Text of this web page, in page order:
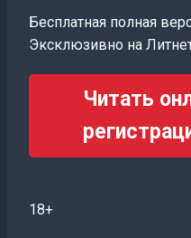
Бесплатная полная
Эксклюзивно на
Читать
18+